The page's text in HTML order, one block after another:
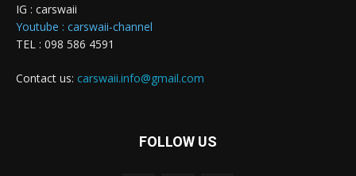
IG : carswaii
Youtube : carswaii-channel
TEL : 098 586 4591
Contact us: carswaii.info@gmail.com
FOLLOW US